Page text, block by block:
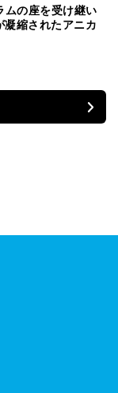
ムの座を受け継い
縮されたアニカ